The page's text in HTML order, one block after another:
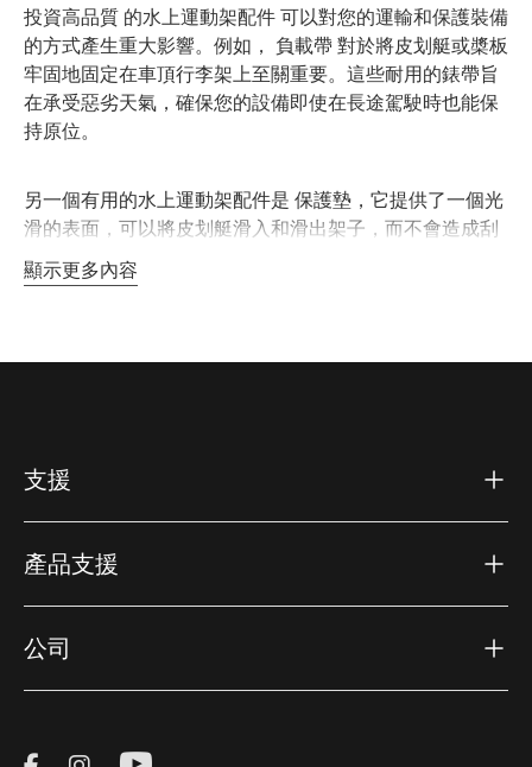
投資高品質 的水上運動架配件 可以對您的運輸和保護裝備
的方式產生重大影響。例如， 負載帶 對於將皮划艇或槳板
牢固地固定在車頂行李架上至關重要。這些耐用的錶帶旨
在承受惡劣天氣，確保您的設備即使在長途駕駛時也能保
持原位。
另一個有用的水上運動架配件是 保護墊，它提供了一個光
滑的表面，可以將皮划艇滑入和滑出架子，而不會造成刮
痕或損壞。這對於需要定期裝卸船隻的頻繁皮划艇運動員
特別有用。
多功能且安全的解決方案
尾，無需繁瑣的彈力繩或複雜的結。只需安裝棘輪，擰
緊，您就可以自信地上路了。
此外， 可拉伸彈力衝浪帶 為固定衝浪板、立式槳板和帆板
運輸貴重設備時，安全也是重中之重。電纜鎖 可讓您將皮
顯示更多內容
支援
產品支援
公司